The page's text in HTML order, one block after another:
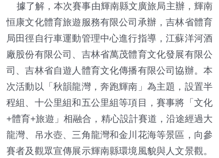
據了解，本次賽事由輝南縣文廣旅局主辦，輝南
恒康文化體育旅遊服務有限公司承辦，吉林省體育
局田徑自行車運動管理中心進行指導，江蘇洋河酒
廠股份有限公司、吉林省萬茂體育文化發展有限公
司、吉林省自遊人體育文化傳播有限公司協辦。本
次活動以「秋韻龍灣，奔跑輝南」為主題，設置半
程組、十公里組和五公里組等項目，賽事將「文化
+體育+旅遊」相融合，精心設計賽道，沿途經過大
龍灣、吊水壺、三角龍灣和金川花海等景區，向參
賽者及觀眾宣傳展示輝南縣環境風貌與人文景觀。